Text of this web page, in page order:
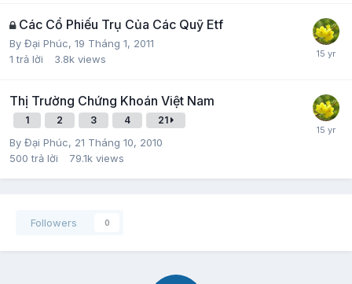
Các Cổ Phiếu Trụ Của Các Quỹ Etf
By Đại Phúc, 19 Tháng 1, 2011
1 trả lời 3.8k views
Thị Trường Chứng Khoán Việt Nam
1 2 3 4 21
By Đại Phúc, 21 Tháng 10, 2010
500 trả lời 79.1k views
Followers 0